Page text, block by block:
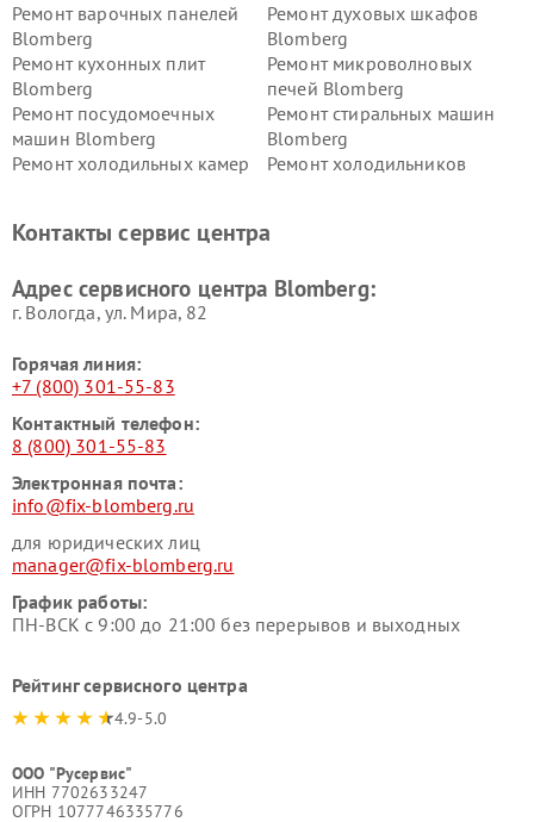
Ремонт варочных панелей
Blomberg
Ремонт духовых шкафов
Blomberg
Ремонт кухонных плит
Blomberg
Ремонт микроволновых
печей Blomberg
Ремонт посудомоечных
машин Blomberg
Ремонт стиральных машин
Blomberg
Ремонт холодильных камер
Ремонт холодильников
Контакты сервис центра
Адрес сервисного центра Blomberg:
г. Вологда, ул. Мира, 82
Горячая линия:
+7 (800) 301-55-83
Контактный телефон:
8 (800) 301-55-83
Электронная почта:
info@fix-blomberg.ru
для юридических лиц
manager@fix-blomberg.ru
График работы:
ПН-ВСК с 9:00 до 21:00 без перерывов и выходных
Рейтинг сервисного центра
4.9-5.0
ООО "Русервис"
ИНН 7702633247
ОГРН 1077746335776